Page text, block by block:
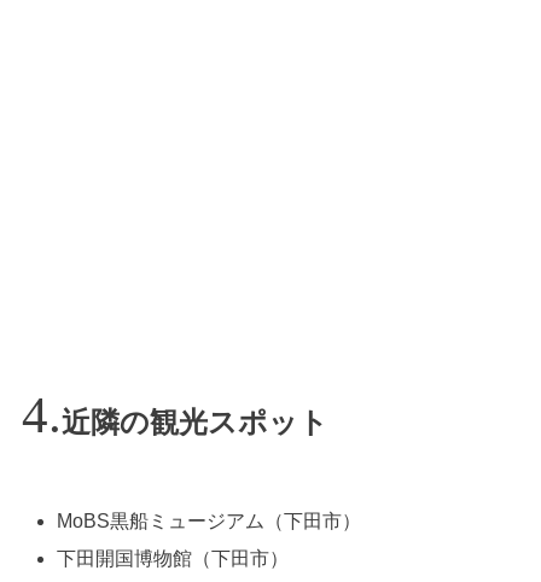
近隣の観光スポット
MoBS黒船ミュージアム（下田市）
下田開国博物館（下田市）